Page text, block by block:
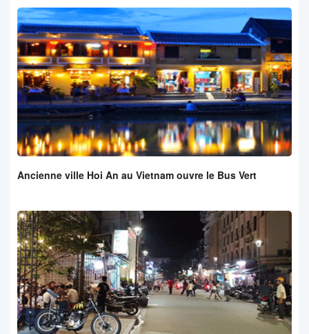
Ancienne ville Hoi An au Vietnam ouvre le Bus Vert